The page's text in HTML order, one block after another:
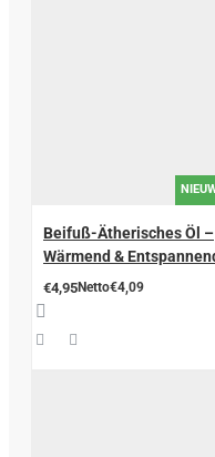
Beifuß-Ätherisches Öl –
Wärmend &
10 ml
€4,95Netto€4,09